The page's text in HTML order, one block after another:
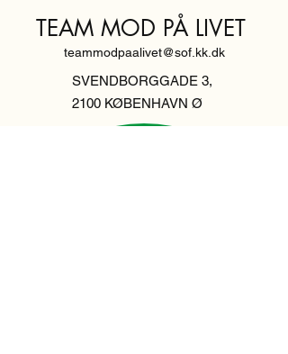
TEAM MOD PÅ LIVET
teammodpaalivet@sof.kk.dk
SVENDBORGGADE 3,
2100 KØBENHAVN Ø